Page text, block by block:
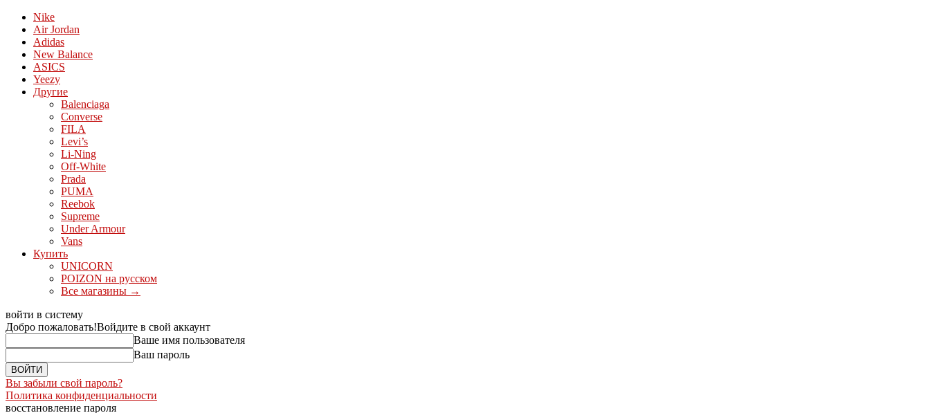
Nike
Air Jordan
Adidas
New Balance
ASICS
Yeezy
Другие
Balenciaga
Converse
FILA
Levi’s
Li-Ning
Off-White
Prada
PUMA
Reebok
Supreme
Under Armour
Vans
Купить
UNICORN
POIZON на русском
Все магазины →
войти в систему
Добро пожаловать!Войдите в свой аккаунт
Ваше имя пользователя
Ваш пароль
Вы забыли свой пароль?
Политика конфиденциальности
восстановление пароля